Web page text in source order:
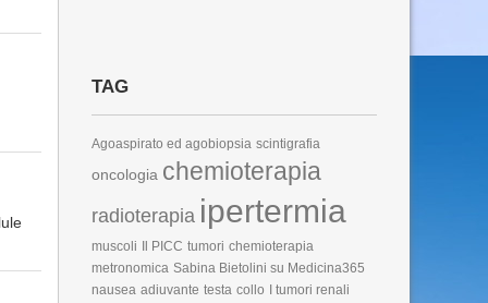
TAG
Agoaspirato ed agobiopsia scintigrafia
oncologia chemioterapia
radioterapia ipertermia
muscoli Il PICC tumori chemioterapia
metronomica Sabina Bietolini su Medicina365
nausea adiuvante testa collo
I tumori renali